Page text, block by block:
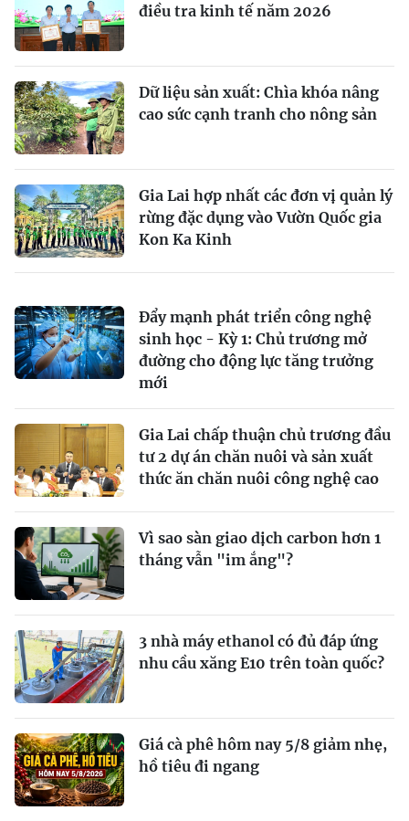
điều tra kinh tế năm 2026
Dữ liệu sản xuất: Chìa khóa nâng
cao sức cạnh tranh cho nông sản
Gia Lai hợp nhất các đơn vị quản lý
rừng đặc dụng vào Vườn Quốc gia
Kon Ka Kinh
Đẩy mạnh phát triển công nghệ
sinh học - Kỳ 1: Chủ trương mở
đường cho động lực tăng trưởng
mới
Gia Lai chấp thuận chủ trương đầu
tư 2 dự án chăn nuôi và sản xuất
thức ăn chăn nuôi công nghệ cao
Vì sao sàn giao dịch carbon hơn 1
tháng vẫn "im ắng"?
3 nhà máy ethanol có đủ đáp ứng
nhu cầu xăng E10 trên toàn quốc?
Giá cà phê hôm nay 5/8 giảm nhẹ,
hồ tiêu đi ngang